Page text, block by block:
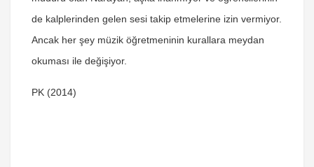
de kalplerinden gelen sesi takip etmelerine izin vermiyor.
Ancak her şey müzik öğretmeninin kurallara meydan
okuması ile değişiyor.
PK (2014)